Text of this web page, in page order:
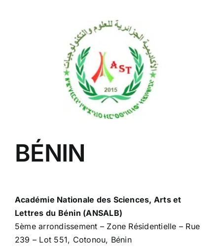
BÉNIN
Académie Nationale des Sciences, Arts et
Lettres du Bénin (ANSALB)
5ème arrondissement – Zone Résidentielle – Rue
239 – Lot 551, Cotonou, Bénin